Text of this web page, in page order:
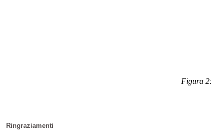
Figura
Ringraziamenti